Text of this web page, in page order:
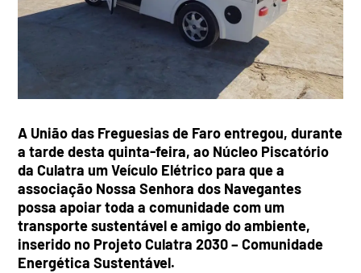
A União das Freguesias de Faro entregou, durante
a tarde desta quinta-feira, ao Núcleo Piscatório
da Culatra um Veículo Elétrico para que a
associação Nossa Senhora dos Navegantes
possa apoiar toda a comunidade com um
transporte sustentável e amigo do ambiente,
inserido no Projeto Culatra 2030 – Comunidade
Energética Sustentável.